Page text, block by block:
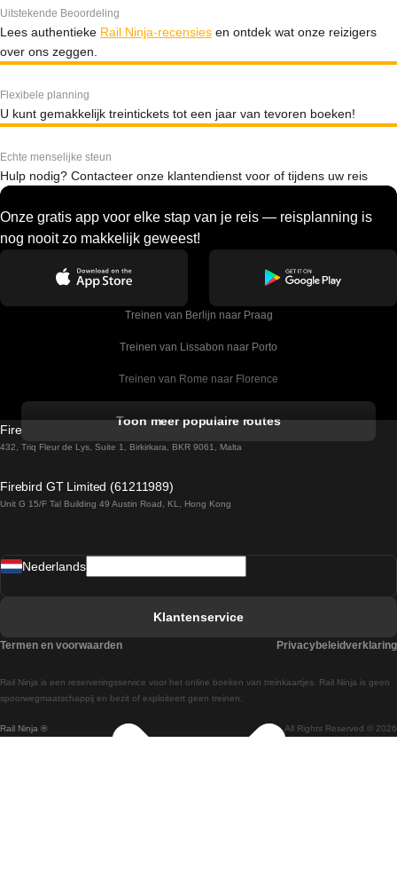
Uitstekende Beoordeling
Lees authentieke Rail Ninja-recensies en ontdek wat onze reizigers
over ons zeggen.
Flexibele planning
U kunt gemakkelijk treintickets tot een jaar van tevoren boeken!
Echte menselijke steun
Hulp nodig? Contacteer onze klantendienst voor of tijdens uw reis
Onze gratis app voor elke stap van je reis — reisplanning is
nog nooit zo makkelijk geweest!
Treinen van Berlijn naar Praag
Treinen van Lissabon naar Porto
Treinen van Rome naar Florence
Treinen van Sevilla naar Barcelona
Treinen van Praag naar Wenen
Treinen van Wenen naar Salzburg
Treinen van Wenen naar Praag
Toon meer populaire routes
Firebird GT Limited (OC 1451)
432, Triq Fleur de Lys, Suite 1, Birkirkara, BKR 9061, Malta
Firebird GT Limited (61211989)
Unit G 15/F Tal Building 49 Austin Road, KL, Hong Kong
Rail Ninja ® All Rights Reserved © 2026
Rail Ninja is een reserveringsservice voor het online boeken van treinkaartjes. Rail Ninja is geen
spoorwegmaatschappij en bezit of exploiteert geen treinen.
Nederlands
Klantenservice
Termen en voorwaarden Privacybeleidverklaring